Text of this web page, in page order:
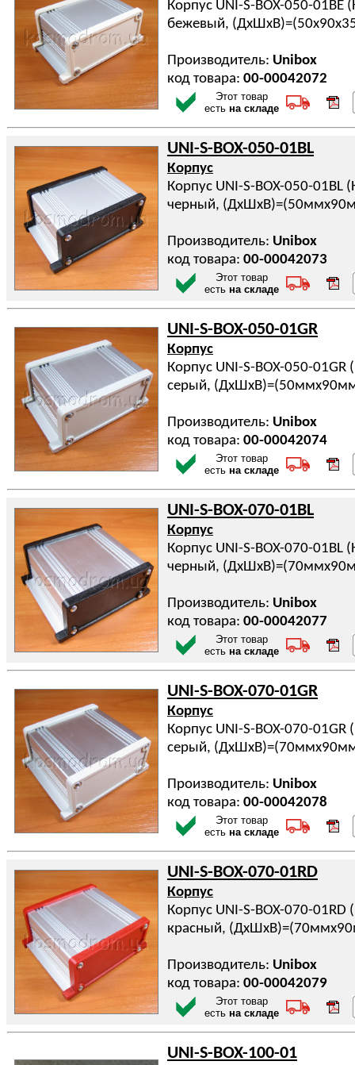
Корпус UNI-S-BOX-050-
бежевый,
Производитель: Unibox
код товара: 00-00042072
Этот товар
есть на складе
UNI-S-BOX-050-01BL
Корпус
Корпус UNI-S-BOX-050-
черный,
Производитель: Unibox
код товара: 00-00042073
Этот товар
есть на складе
UNI-S-BOX-050-01GR
Корпус
Корпус UNI-S-BOX-050-
серый,
Производитель: Unibox
код товара: 00-00042074
Этот товар
есть на складе
UNI-S-BOX-070-01BL
Корпус
Корпус UNI-S-BOX-070-
черный,
Производитель: Unibox
код товара: 00-00042077
Этот товар
есть на складе
UNI-S-BOX-070-01GR
Корпус
Корпус UNI-S-BOX-070-
серый,
Производитель: Unibox
код товара: 00-00042078
Этот товар
есть на складе
UNI-S-BOX-070-01RD
Корпус
Корпус UNI-S-BOX-070-
красный,
Производитель: Unibox
код товара: 00-00042079
Этот товар
есть на складе
UNI-S-BOX-100-01